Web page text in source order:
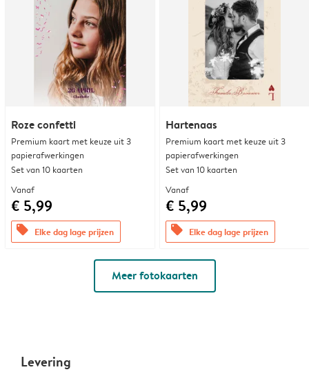
Roze confetti
Premium kaart met keuze uit 3
papierafwerkingen
Set van 10 kaarten
Vanaf
€ 5,99
offers Elke dag lage prijzen
Hartenaas
Premium kaart met keuze uit 3
papierafwerkingen
Set van 10 kaarten
Vanaf
€ 5,99
offers Elke dag lage prijzen
Meer fotokaarten
Levering